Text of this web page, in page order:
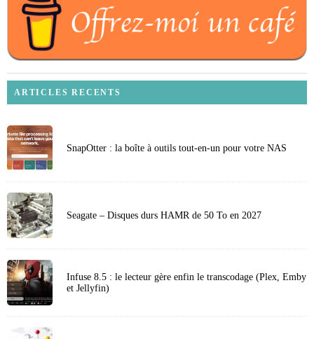
ARTICLES RECENTS
SnapOtter : la boîte à outils tout-en-un pour votre NAS
Seagate – Disques durs HAMR de 50 To en 2027
Infuse 8.5 : le lecteur gère enfin le transcodage (Plex, Emby
et Jellyfin)